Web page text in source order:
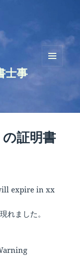
士事
証明書
expire in xx
れました。